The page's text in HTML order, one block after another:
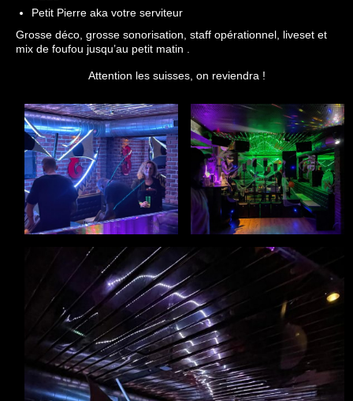
Petit Pierre aka votre serviteur
Grosse déco, grosse sonorisation, staff opérationnel, liveset et
mix de foufou jusqu’au petit matin .
Attention les suisses, on reviendra !